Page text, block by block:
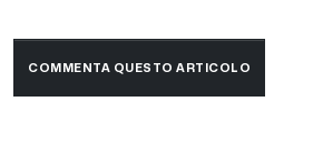
COMMENTA QUESTO ARTICOLO